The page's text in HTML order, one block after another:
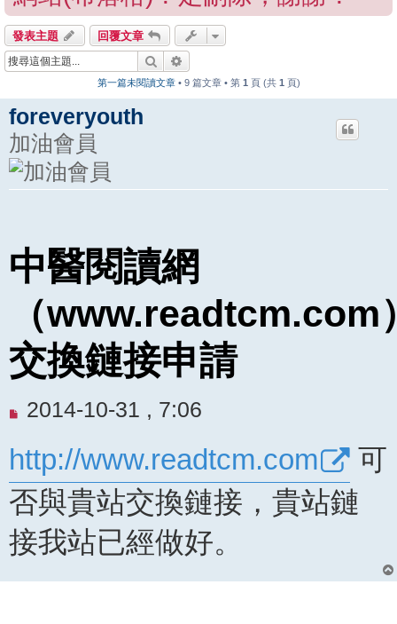
發表主題
回覆文章
搜尋
第一篇未閱讀文章• 9 篇文章 • 第 1 頁 (共 1 頁)
foreveryouth
加油會員
中醫閱讀網
（www.readtcm.com
交換鏈接申請
未
讀
文
章
2014-10-31 , 7:06
http://www.readtcm.com
可
否與貴站交換鏈接，貴站鏈
接我站已經做好。